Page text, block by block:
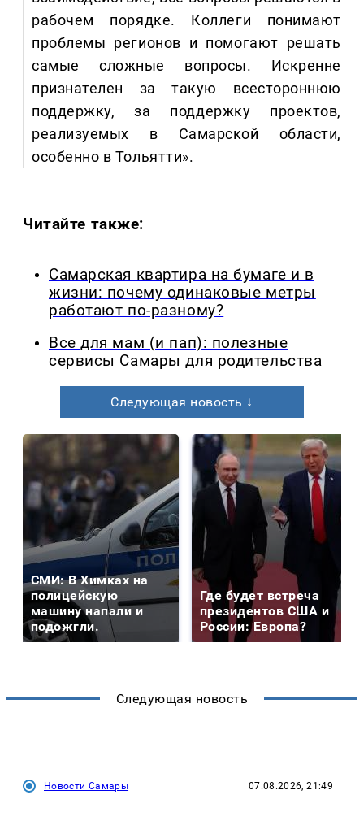
рабочем порядке. Коллеги понимают
проблемы регионов и помогают решать
самые сложные вопросы. Искренне
признателен за такую всестороннюю
поддержку, за поддержку проектов,
реализуемых в Самарской области,
особенно в Тольятти».
Читайте также:
Самарская квартира на бумаге и в
жизни: почему одинаковые метры
работают по-разному?
Все для мам (и пап): полезные
сервисы Самары для родительства
Следующая новость ↓
СМИ: В Химках на
полицейскую
машину напали и
подожгли.
Где будет встреча
президентов США и
России: Европа?
Следующая новость
Новости Самары 07.08.2026, 21:49